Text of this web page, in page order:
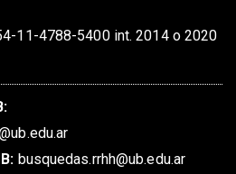
11-4788-5400 int. 2014 o 2020
busquedas.rrhh@ub.edu.ar